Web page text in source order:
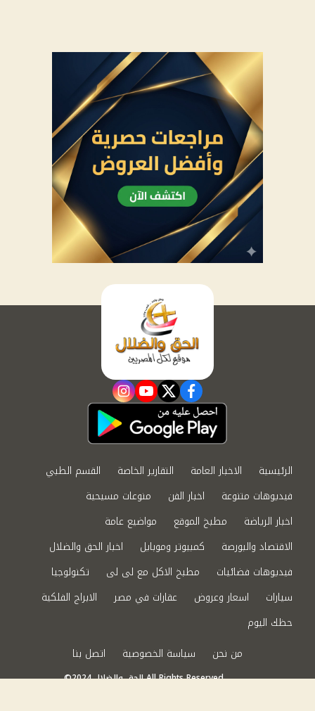
facebook
twitter
youtube
instagram
الرئيسية الاخبار العامة التقارير الخاصة
القسم الطبي
فيديوهات متنوعة
اخبار الفن
منوعات مسيحية
اخبار الرياضة
مطبخ الموقع
مواضيع عامة
الاقتصاد والبورصة
كمبيوتر وموبايل
اخبار الحق والضلال
فيديوهات فضائيات
مطبخ الاكل مع لى لى
تكنولوجيا
سيارات
اسعار وعروض عقارات في مصر
الابراج الفلكية
حظك اليوم
من نحن
سياسة الخصوصية اتصل بنا
©2024 الحق والضلال All Rights Reserved.